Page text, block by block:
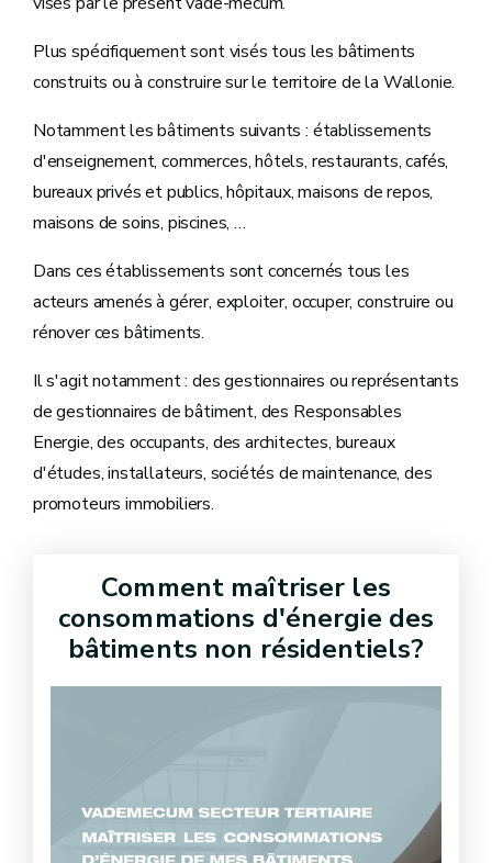
Plus spécifiquement sont visés tous les bâtiments
construits ou à construire sur le territoire de la Wallonie.
Notamment les bâtiments suivants : établissements
d'enseignement, commerces, hôtels, restaurants, cafés,
bureaux privés et publics, hôpitaux, maisons de repos,
maisons de soins, piscines, …
Dans ces établissements sont concernés tous les
acteurs amenés à gérer, exploiter, occuper, construire ou
rénover ces bâtiments.
Il s'agit notamment : des gestionnaires ou représentants
de gestionnaires de bâtiment, des Responsables
Energie, des occupants, des architectes, bureaux
d'études, installateurs, sociétés de maintenance, des
promoteurs immobiliers.
Comment maîtriser les
consommations d'énergie des
bâtiments non résidentiels?